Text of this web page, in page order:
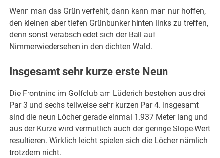
Wenn man das Grün verfehlt, dann kann man nur hoffen,
den kleinen aber tiefen Grünbunker hinten links zu treffen,
denn sonst verabschiedet sich der Ball auf
Nimmerwiedersehen in den dichten Wald.
Insgesamt sehr kurze erste Neun
Die Frontnine im Golfclub am Lüderich bestehen aus drei
Par 3 und sechs teilweise sehr kurzen Par 4. Insgesamt
sind die neun Löcher gerade einmal 1.937 Meter lang und
aus der Kürze wird vermutlich auch der geringe Slope-Wert
resultieren. Wirklich leicht spielen sich die Löcher nämlich
trotzdem nicht.